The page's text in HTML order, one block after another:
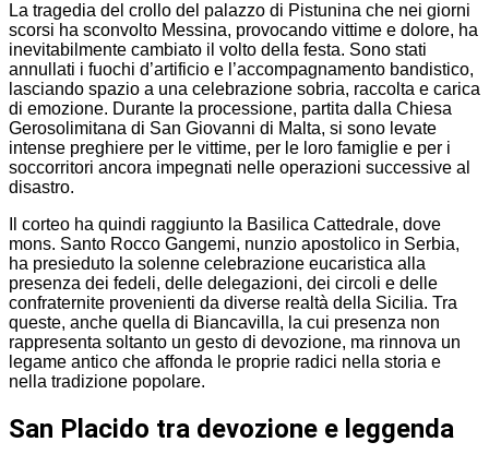
La tragedia del crollo del palazzo di Pistunina che nei giorni
scorsi ha sconvolto Messina, provocando vittime e dolore, ha
inevitabilmente cambiato il volto della festa. Sono stati
annullati i fuochi d’artificio e l’accompagnamento bandistico,
lasciando spazio a una celebrazione sobria, raccolta e carica
di emozione. Durante la processione, partita dalla Chiesa
Gerosolimitana di San Giovanni di Malta, si sono levate
intense preghiere per le vittime, per le loro famiglie e per i
soccorritori ancora impegnati nelle operazioni successive al
disastro.
Il corteo ha quindi raggiunto la Basilica Cattedrale, dove
mons. Santo Rocco Gangemi, nunzio apostolico in Serbia,
ha presieduto la solenne celebrazione eucaristica alla
presenza dei fedeli, delle delegazioni, dei circoli e delle
confraternite provenienti da diverse realtà della Sicilia. Tra
queste, anche quella di Biancavilla, la cui presenza non
rappresenta soltanto un gesto di devozione, ma rinnova un
legame antico che affonda le proprie radici nella storia e
nella tradizione popolare.
San Placido tra devozione e leggenda